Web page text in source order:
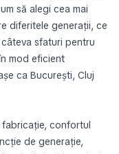
să alegi cea mai
diferitele generații, ce
sfaturi pentru
mod eficient
ca București, Cluj
confortul
de generație,